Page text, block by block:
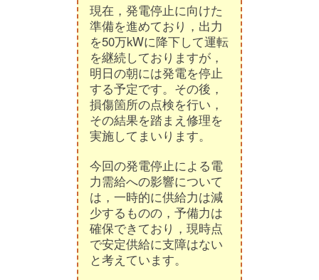
現在，発電停止に向けた
準備を進めており，出力
を50万kWに降下して運転
を継続しておりますが，
明日の朝には発電を停止
する予定です。その後，
損傷箇所の点検を行い，
その結果を踏まえ修理を
実施してまいります。
今回の発電停止による電
力需給への影響について
は，一時的に供給力は減
少するものの，予備力は
確保できており，現時点
で安定供給に支障はない
と考えています。